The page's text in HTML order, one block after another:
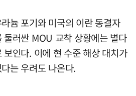
늄 포기와 미국의 이란 동결자
둘러싼 MOU 교착 상황에는 별다
인다. 이에 현 수준 해상 대치가
는 우려도 나온다.